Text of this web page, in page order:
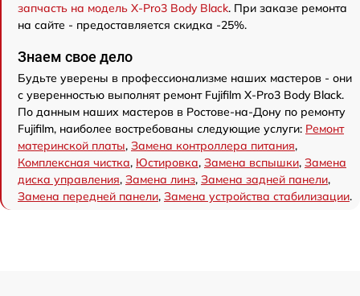
запчасть на модель X-Pro3 Body Black. При заказе ремонта
на сайте - предоставляется скидка -25%.
Знаем свое дело
Будьте уверены в профессионализме наших мастеров - они
с уверенностью выполнят ремонт Fujifilm X-Pro3 Body Black.
По данным наших мастеров в Ростове-на-Дону по ремонту
Fujifilm, наиболее востребованы следующие услуги: Ремонт
материнской платы, Замена контроллера питания,
Комплексная чистка, Юстировка, Замена вспышки, Замена
диска управления, Замена линз, Замена задней панели,
Замена передней панели, Замена устройства стабилизации.